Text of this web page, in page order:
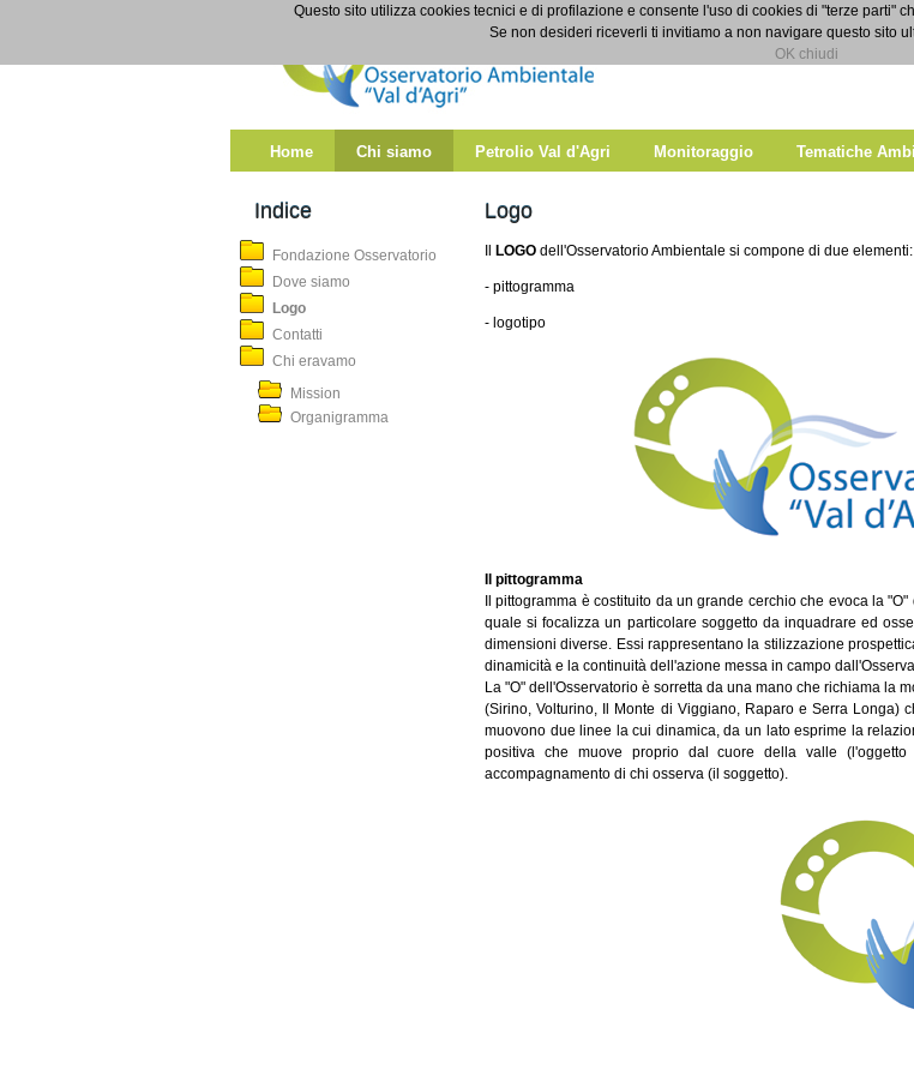
Home Chi siamo Petrolio Val d'Agri Monitoraggio Tematiche
Indice
Fondazione Osservatorio
Dove siamo
Logo
Contatti
Chi eravamo
Mission
Organigramma
Logo
LOGO dell'Osservatorio Ambientale si compone di due elementi:
- pittogramma
- logotipo
Il pittogramma
Il pittogramma è costituito da un grande cerchio che evoca la
quale si focalizza un particolare soggetto da inquadrare ed
dimensioni diverse. Essi rappresentano la stilizzazione
dinamicità e la continuità dell'azione messa in campo
La "O" dell'Osservatorio è sorretta da una mano che richiama la
(Sirino, Volturino, Il Monte di Viggiano, Raparo e Serra
muovono due linee la cui dinamica, da un lato esprime la
positiva che muove proprio dal cuore della valle
accompagnamento di chi osserva (il soggetto).
Questo sito utilizza cookies tecnici e di profilazione e consente l'uso di cookies di "terze parti"
Se non desideri riceverli ti invitiamo a non navigare questo sito
OK chiudi